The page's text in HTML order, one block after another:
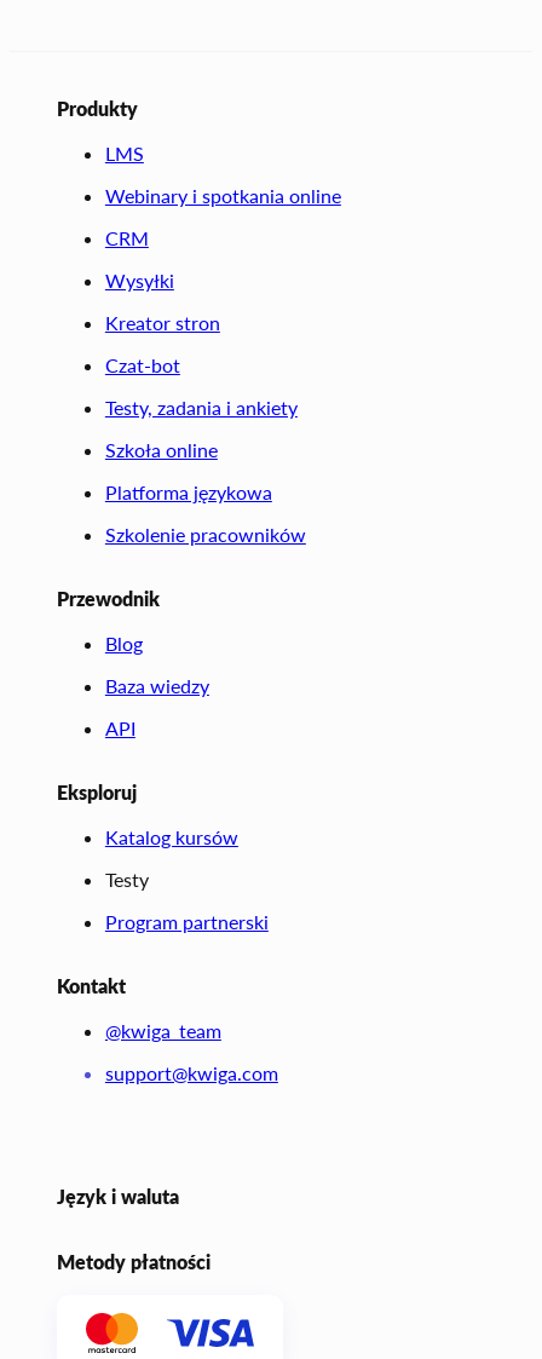
Produkty
LMS
Webinary i spotkania online
CRM
Wysyłki
Kreator stron
Czat-bot
Testy, zadania i ankiety
Szkoła online
Platforma językowa
Szkolenie pracowników
Przewodnik
Blog
Baza wiedzy
API
Eksploruj
Katalog kursów
Testy
Program partnerski
Kontakt
@kwiga_team
support@kwiga.com
Język i waluta
Metody płatności